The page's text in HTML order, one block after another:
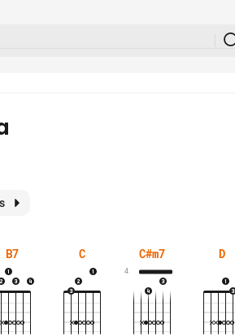
B7 C C#m7
4
D